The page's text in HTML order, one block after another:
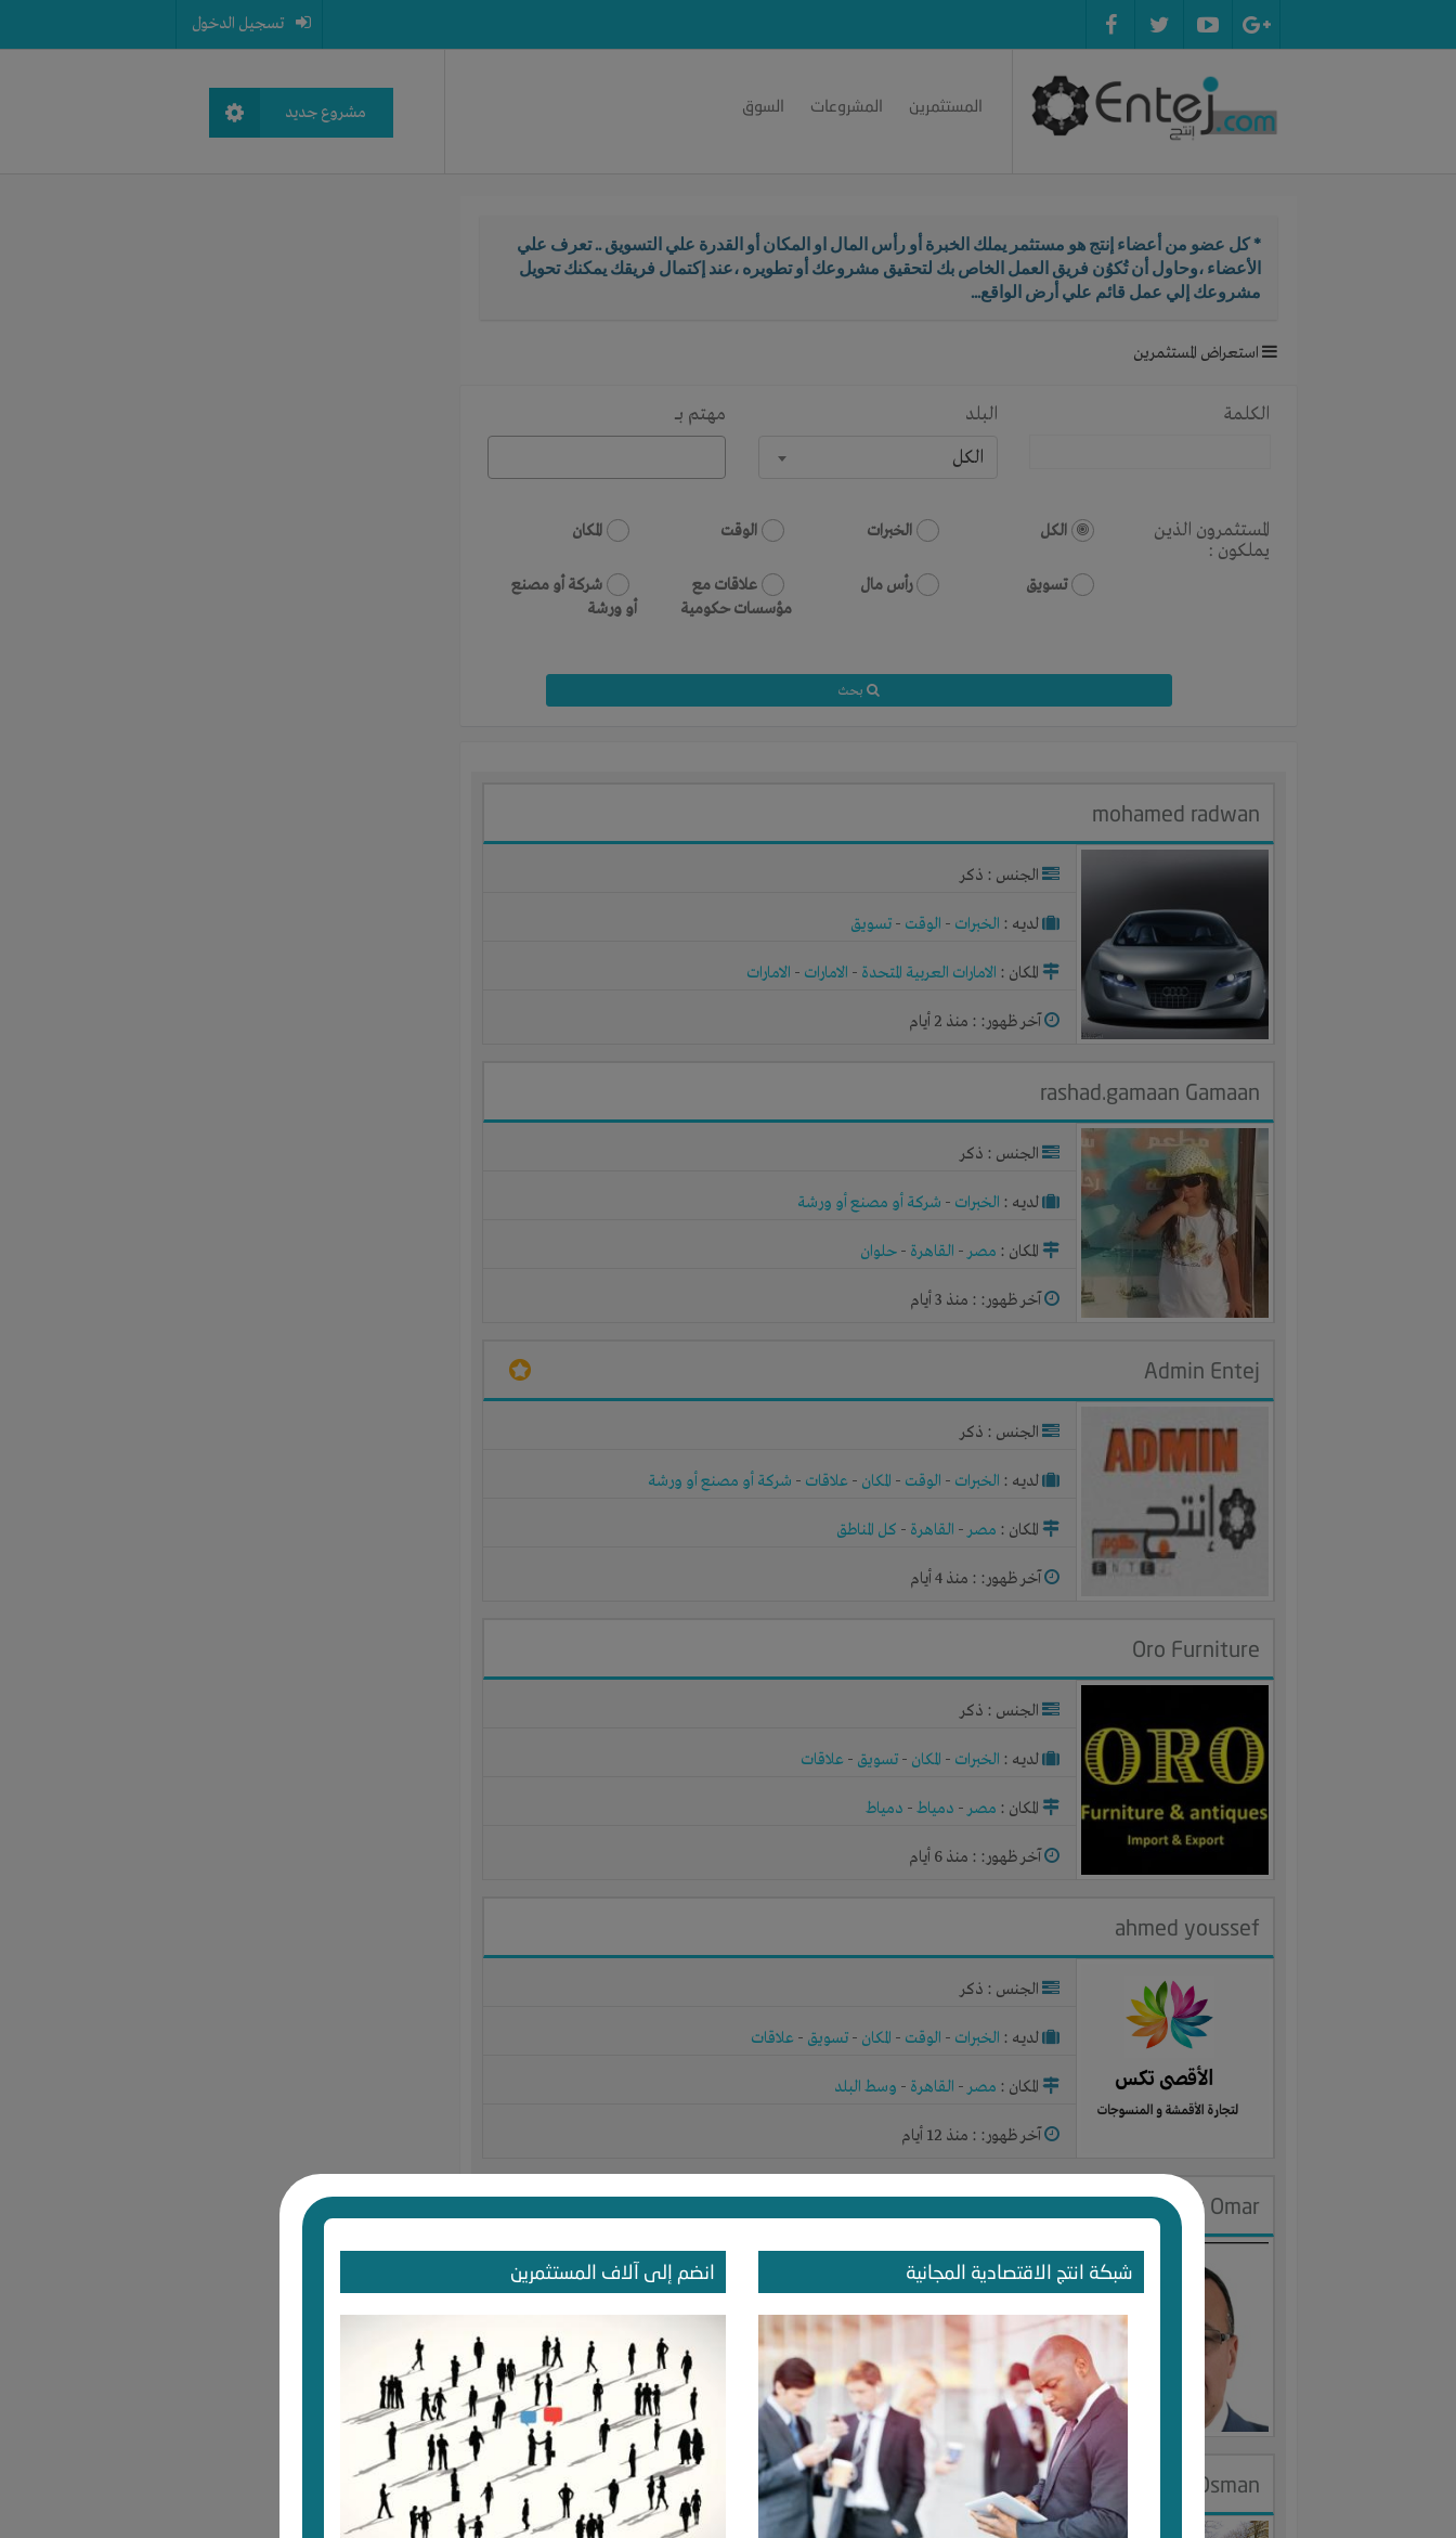
شبكة انتج الاقتصادية المجانية انضم إلى آلاف المستثمرين
تسجيل الدخول
المستثمرين المشروعات السوق مشروع جديد
* كل عضو من أعضاء إنتج هو مستثمر يملك الخبرة أو رأس المال او المكان أو القدرة علي التسويق .. تعرف علي
الأعضاء ،وحاول أن تُكوُن فريق العمل الخاص بك لتحقيق مشروعك أو تطويره ،عند إكتمال فريقك يمكنك تحويل
مشروعك إلي عمل قائم علي أرض الواقع...
استعراض المستثمرين
الكلمة
البلد
الكل
مهتم بـــ
المستثمرون الذين
يملكون :
الكل الخبرات الوقت المكان
تسويق رأس مال
علاقات مع
مؤسسات حكومية
شركة أو مصنع
أو ورشة
بحث
mohamed radwan
الجنس : ذكر
لديـه : الخبرات - الوقت - تسويق
المكان : الامارات العربية المتحدة - الامارات - الامارات
آخر ظهور: : منذ 2 أيام
rashad.gamaan Gamaan
الجنس : ذكر
لديـه : الخبرات - شركة أو مصنع أو ورشة
المكان : مصر- القاهرة - حلوان
آخر ظهور: : منذ 3 أيام
Admin Entej
الجنس : ذكر
لديـه : الخبرات - الوقت - المكان - علاقات - شركة أو مصنع أو ورشة
المكان : مصر- القاهرة - كل المناطق
آخر ظهور: : منذ 4 أيام
Oro Furniture
الجنس : ذكر
لديـه : الخبرات - المكان - تسويق - علاقات
المكان : مصر- دمياط- دمياط
آخر ظهور: : منذ 6 أيام
ahmed youssef
الجنس : ذكر
لديـه : الخبرات - الوقت - المكان - تسويق - علاقات
المكان : مصر- القاهرة - وسط البلد
آخر ظهور: : منذ 12 أيام
Samy Omar
الجنس : ذكر
لديـه :الخبرات-علاقات
المكان : مصر-القاهرة- القاهرة
آخر ظهور: : منذ 13 أيام
DR.Eslam Osman